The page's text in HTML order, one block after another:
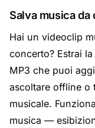
Salva musica
Hai un videoclip
concerto? Estrai
MP3 che puoi
ascoltare offline o
musicale.
musica —